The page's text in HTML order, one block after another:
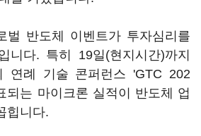
벌 반도체 이벤트가 투자심리를
니다. 특히 19일(현지시간)까지
연례 기술 콘퍼런스 'GTC 202
되는 마이크론 실적이 반도체 업
힙니다.